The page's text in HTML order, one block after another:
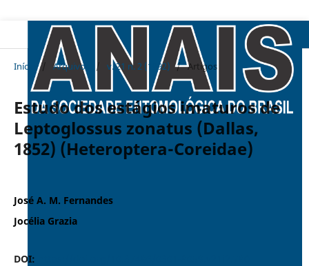
Início / Arquivos / v. 21 n. 2 (1992) / Artigos
Estudo dos estágios imaturos de
Leptoglossus zonatus (Dallas,
1852) (Heteroptera-Coreidae)
José A. M. Fernandes
Jocélia Grazia
DOI: